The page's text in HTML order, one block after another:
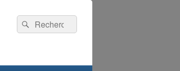
Recherche :
Rechercher